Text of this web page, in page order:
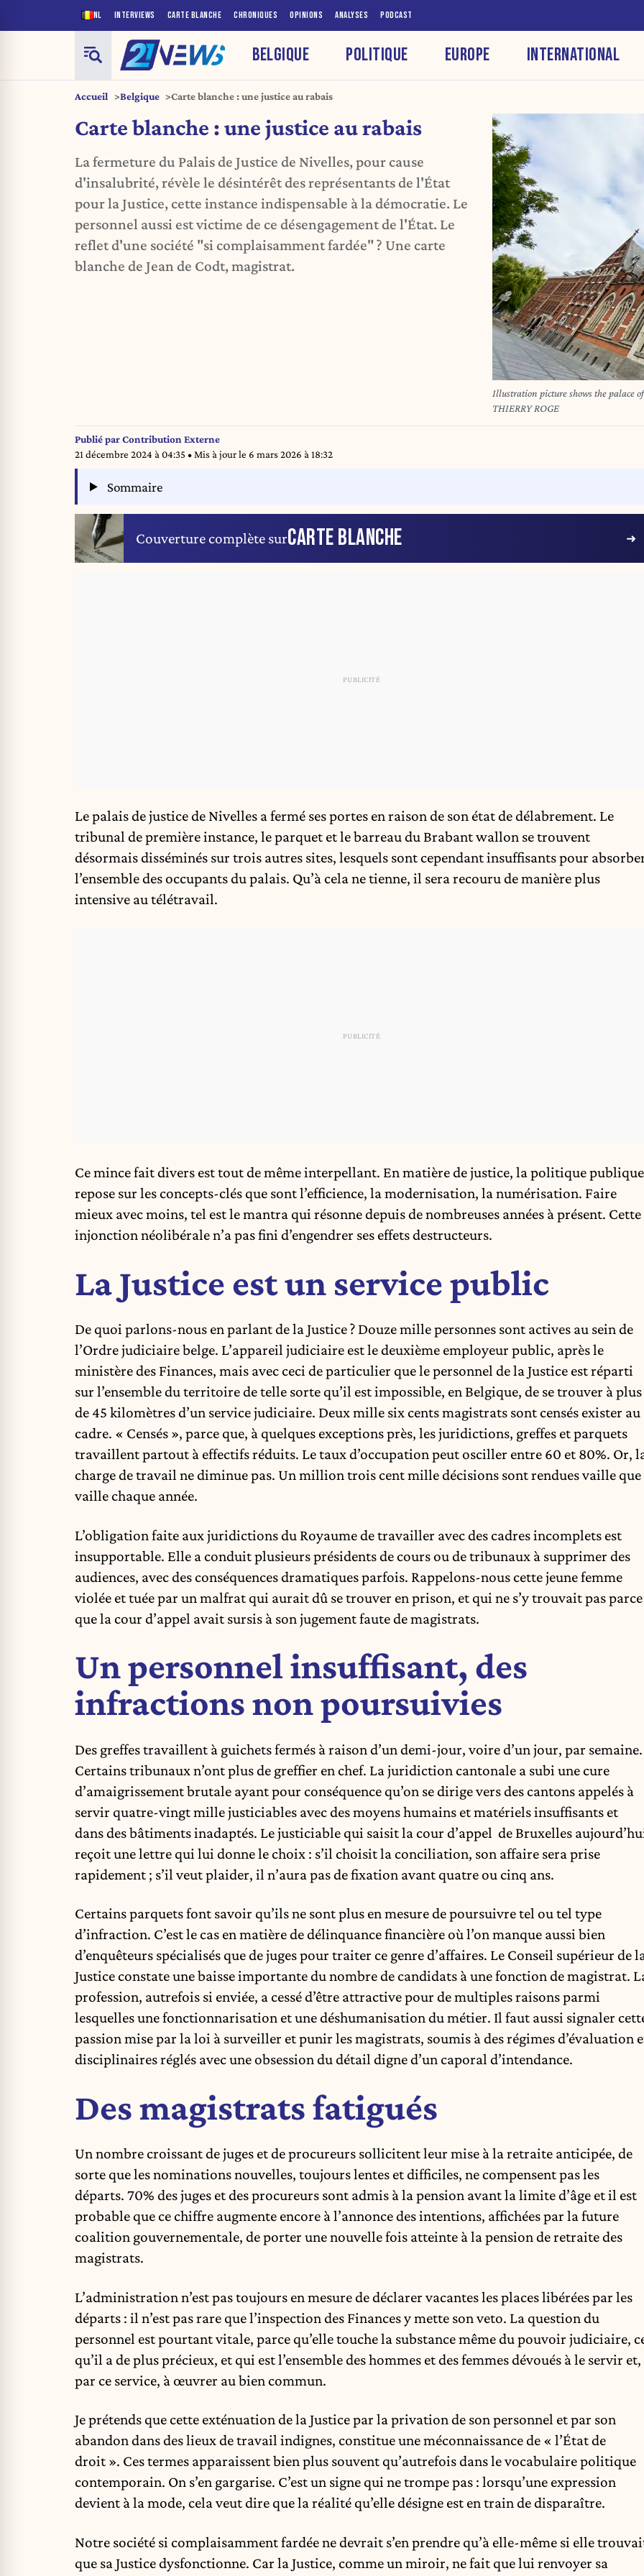
NL INTERVIEWS CARTE BLANCHE CHRONIQUES OPINIONS ANALYSES PODCAST
BELGIQUE POLITIQUE EUROPE INTERNATIONAL
Accueil Belgique Carte blanche : une justice au rabais
Carte blanche : une justice au rabais
La fermeture du Palais de Justice de Nivelles, pour cause
d'insalubrité, révèle le désintérêt des représentants de l'État
pour la Justice, cette instance indispensable à la démocratie. Le
personnel aussi est victime de ce désengagement de l'État. Le
reflet d'une société "si complaisamment fardée" ? Une carte
blanche de Jean de Codt, magistrat.
Illustration picture shows the palace
THIERRY ROGE
Publié parContribution Externe
21 décembre 2024 à 04:35 • Mis à jour le 6 mars 2026 à 18:32
Sommaire
Couverture complète surCARTE BLANCHE
Le palais de justice de Nivelles a fermé ses portes en raison de son état de délabrement. Le
tribunal de première instance, le parquet et le barreau du Brabant wallon se trouvent
désormais disséminés sur trois autres sites, lesquels sont cependant insuffisants pour
l’ensemble des occupants du palais. Qu’à cela ne tienne, il sera recouru de manière plus
intensive au télétravail.
Ce mince fait divers est tout de même interpellant. En matière de justice, la politique publique
repose sur les concepts-clés que sont l’efficience, la modernisation, la numérisation. Faire
mieux avec moins, tel est le mantra qui résonne depuis de nombreuses années à présent. Cette
injonction néolibérale n’a pas fini d’engendrer ses effets destructeurs.
La Justice est un service public
De quoi parlons-nous en parlant de la Justice ? Douze mille personnes sont actives au sein de
l’Ordre judiciaire belge. L’appareil judiciaire est le deuxième employeur public, après le
ministère des Finances, mais avec ceci de particulier que le personnel de la Justice est réparti
sur l’ensemble du territoire de telle sorte qu’il est impossible, en Belgique, de se trouver à plus
de 45 kilomètres d’un service judiciaire. Deux mille six cents magistrats sont censés exister au
cadre. « Censés », parce que, à quelques exceptions près, les juridictions, greffes et parquets
travaillent partout à effectifs réduits. Le taux d’occupation peut osciller entre 60 et 80%. Or,
charge de travail ne diminue pas. Un million trois cent mille décisions sont rendues vaille que
vaille chaque année.
L’obligation faite aux juridictions du Royaume de travailler avec des cadres incomplets est
insupportable. Elle a conduit plusieurs présidents de cours ou de tribunaux à supprimer des
audiences, avec des conséquences dramatiques parfois. Rappelons-nous cette jeune femme
violée et tuée par un malfrat qui aurait dû se trouver en prison, et qui ne s’y trouvait pas parce
que la cour d’appel avait sursis à son jugement faute de magistrats.
Un personnel insuffisant, des
infractions non poursuivies
Des greffes travaillent à guichets fermés à raison d’un demi-jour, voire d’un jour, par semaine.
Certains tribunaux n’ont plus de greffier en chef. La juridiction cantonale a subi une cure
d’amaigrissement brutale ayant pour conséquence qu’on se dirige vers des cantons appelés à
servir quatre-vingt mille justiciables avec des moyens humains et matériels insuffisants et
dans des bâtiments inadaptés. Le justiciable qui saisit la cour d’appel de Bruxelles
reçoit une lettre qui lui donne le choix : s’il choisit la conciliation, son affaire sera prise
rapidement ; s’il veut plaider, il n’aura pas de fixation avant quatre ou cinq ans.
Certains parquets font savoir qu’ils ne sont plus en mesure de poursuivre tel ou tel type
d’infraction. C’est le cas en matière de délinquance financière où l’on manque aussi bien
d’enquêteurs spécialisés que de juges pour traiter ce genre d’affaires. Le Conseil supérieur de
Justice constate une baisse importante du nombre de candidats à une fonction de magistrat.
profession, autrefois si enviée, a cessé d’être attractive pour de multiples raisons parmi
lesquelles une fonctionnarisation et une déshumanisation du métier. Il faut aussi signaler
passion mise par la loi à surveiller et punir les magistrats, soumis à des régimes d’évaluation
disciplinaires réglés avec une obsession du détail digne d’un caporal d’intendance.
Des magistrats fatigués
Un nombre croissant de juges et de procureurs sollicitent leur mise à la retraite anticipée, de
sorte que les nominations nouvelles, toujours lentes et difficiles, ne compensent pas les
départs. 70% des juges et des procureurs sont admis à la pension avant la limite d’âge et il est
probable que ce chiffre augmente encore à l’annonce des intentions, affichées par la future
coalition gouvernementale, de porter une nouvelle fois atteinte à la pension de retraite des
magistrats.
L’administration n’est pas toujours en mesure de déclarer vacantes les places libérées par les
départs : il n’est pas rare que l’inspection des Finances y mette son veto. La question du
personnel est pourtant vitale, parce qu’elle touche la substance même du pouvoir judiciaire,
qu’il a de plus précieux, et qui est l’ensemble des hommes et des femmes dévoués à le servir et,
par ce service, à œuvrer au bien commun.
Je prétends que cette exténuation de la Justice par la privation de son personnel et par son
abandon dans des lieux de travail indignes, constitue une méconnaissance de « l’État de
droit ». Ces termes apparaissent bien plus souvent qu’autrefois dans le vocabulaire politique
contemporain. On s’en gargarise. C’est un signe qui ne trompe pas : lorsqu’une expression
devient à la mode, cela veut dire que la réalité qu’elle désigne est en train de disparaître.
Notre société si complaisamment fardée ne devrait s’en prendre qu’à elle-même si elle
que sa Justice dysfonctionne. Car la Justice, comme un miroir, ne fait que lui renvoyer sa